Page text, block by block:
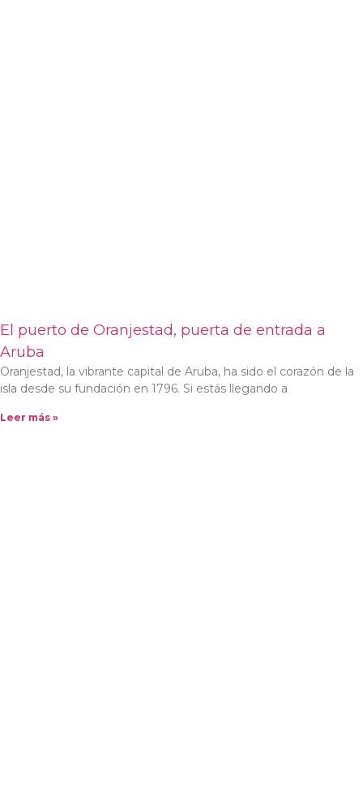
El puerto de Oranjestad, puerta de entrada a
Aruba
Oranjestad, la vibrante capital de Aruba, ha sido el corazón de la
isla desde su fundación en 1796. Si estás llegando a
Leer más »